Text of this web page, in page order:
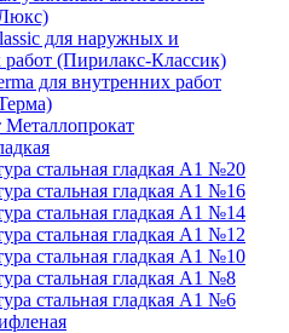
для наружных и
работ (Пирилакс-Классик)
для внутренних работ
Металлопрокат
стальная гладкая А1 №20
стальная гладкая А1 №16
стальная гладкая А1 №14
стальная гладкая А1 №12
стальная гладкая А1 №10
стальная гладкая А1 №8
стальная гладкая А1 №6